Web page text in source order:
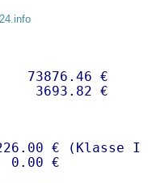
73876.46 €
€ (Klasse I)
0.00 €